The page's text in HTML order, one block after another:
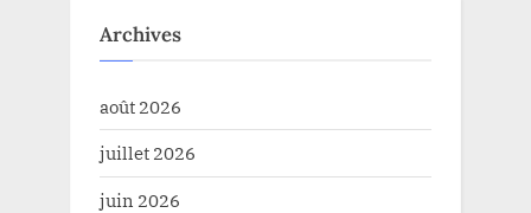
Archives
août 2026
juillet 2026
juin 2026